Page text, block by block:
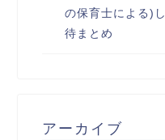
の保育士による)
待まとめ
アーカイブ